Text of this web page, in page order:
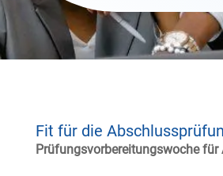
Fit für die
Prüfungsvorbereitungswoche für